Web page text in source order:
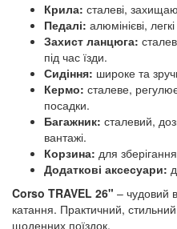
Крила: сталеві,
Педалі: алюмінієві,
Захист ланцюга:
під час їзди.
Сидіння: широке та
Кермо: сталеве,
посадки.
Багажник: сталевий,
вантажі.
Корзина: для
Додаткові аксесуари:
Corso TRAVEL 26" – чудовий
катання. Практичний,
щоденних поїздок.